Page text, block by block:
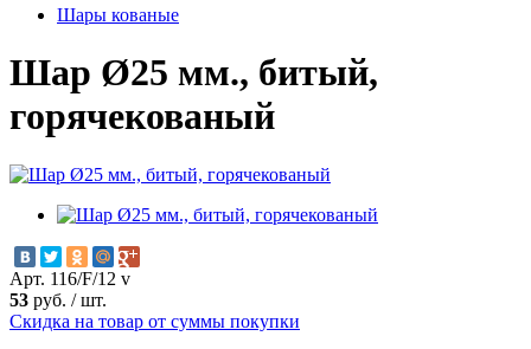
Шары кованые
Шар Ø25 мм., битый,
горячекованый
Арт. 116/F/12 v
53 руб. /шт.
Скидка на товар от суммы покупки